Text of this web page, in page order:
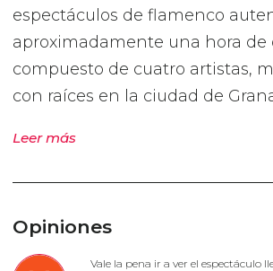
espectáculos de flamenco
aproximadamente una hora de
compuesto de cuatro artistas,
con raíces en la ciudad de
Leer más
Opiniones
Vale la pena ir a ver el espectáculo